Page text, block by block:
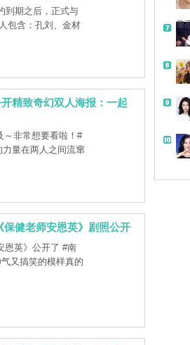
到期之后，正式与
包含：孔刘、金材
精致奇幻双人海报：一起
～非常想要看啦！#
量在两人之间流窜
健老师安恩英》剧照公开
恩英》公开了 #南
又搞笑的模样真的
带